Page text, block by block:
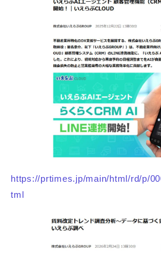
https://prtimes.jp/main/html/rd/p/
tml